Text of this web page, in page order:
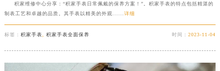
积家维修中心分享：“积家手表日常佩戴的保养方案！”。积家手表的特点包括精湛的
制表工艺和卓越的品质。其手表以精美的外观...... 详细
标签： 积家手表 积家手表全面保养 时间：2023-11-04